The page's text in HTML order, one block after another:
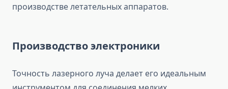
производстве летательных аппаратов.
Производство электроники
Точность лазерного луча делает его идеальным